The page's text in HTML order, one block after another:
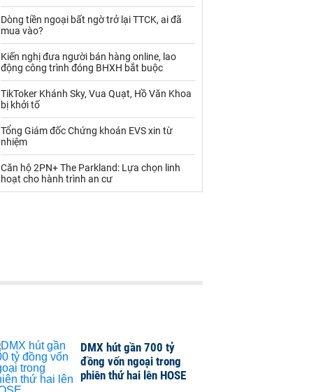
Sữa
Than Thức ăn chăn nuôi
Thủy hải sản khác Tôm
Vàng
VLXD khác Xăng dầu
Xi măng - Clynker
Dòng tiền ngoại bất ngờ trở lại TTCK, ai đã
mua vào?
Kiến nghị đưa người bán hàng online, lao
động công trình đóng BHXH bắt buộc
TikToker Khánh Sky, Vua Quạt, Hồ Văn Khoa
bị khởi tố
Tổng Giám đốc Chứng khoán EVS xin từ
nhiệm
Căn hộ 2PN+ The Parkland: Lựa chọn linh
hoạt cho hành trình an cư
DMX hút gần 700 tỷ
đồng vốn ngoại trong
phiên thứ hai lên HOSE